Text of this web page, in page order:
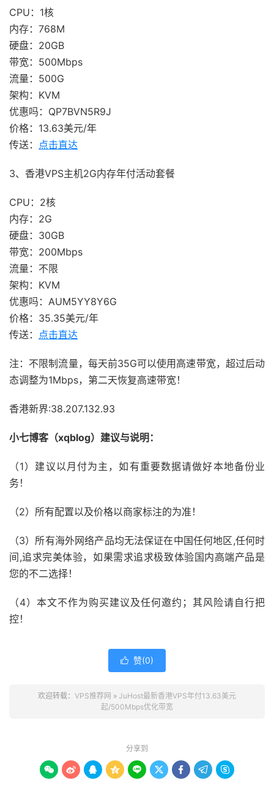
CPU：1核
内存：768M
硬盘：20GB
带宽：500Mbps
流量：500G
架构：KVM
优惠吗：QP7BVN5R9J
价格：13.63美元/年
传送： 点击直达
3、香港VPS主机2G内存年付活动套餐
CPU：2核
内存：2G
硬盘：30GB
带宽：200Mbps
流量：不限
架构：KVM
优惠吗：AUM5YY8Y6G
价格：35.35美元/年
传送： 点击直达
注：不限制流量，每天前35G可以使用高速带宽，超过后动
态调整为1Mbps，第二天恢复高速带宽！
香港新界:38.207.132.93
小七博客（xqblog）建议与说明：
（1）建议以月付为主，如有重要数据请做好本地备份业
务！
（2）所有配置以及价格以商家标注的为准！
（3）所有海外网络产品均无法保证在中国任何地区,任何时
间,追求完美体验，如果需求追求极致体验国内高端产品是
您的不二选择！
（4）本文不作为购买建议及任何邀约；其风险请自行把
控！
 赞(0)
欢迎转载： VPS推荐网 » JuHost最新香港VPS年付13.63美元
起/500Mbps优化带宽
分享到
        